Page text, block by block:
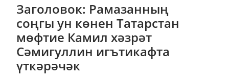
Заголовок: Рамазанның
соңгы ун көнен Татарстан
мөфтие Камил хәзрәт
Сәмигуллин игътикафта
үткәрәчәк